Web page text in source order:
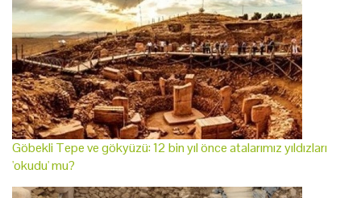
Göbekli Tepe ve gökyüzü: 12 bin yıl önce atalarımız yıldızları
'okudu' mu?